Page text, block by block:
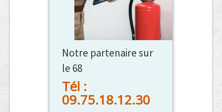
Notre partenaire sur
le 68
Tél :
09.75.18.12.30